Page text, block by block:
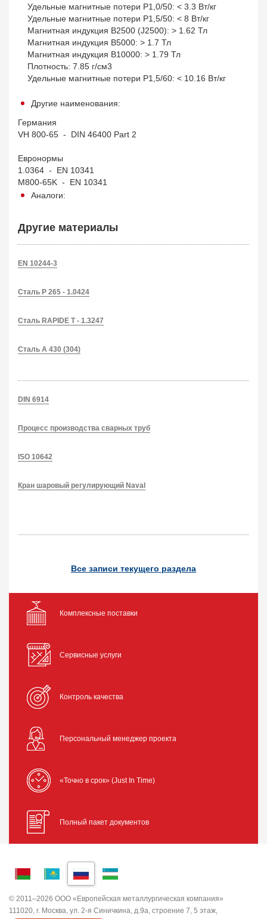
Удельные магнитные потери P1,0/50: < 3.3 Вт/кг
Удельные магнитные потери P1,5/50: < 8 Вт/кг
Магнитная индукция B2500 (J2500): > 1.62 Тл
Магнитная индукция B5000: > 1.7 Тл
Магнитная индукция B10000: > 1.79 Тл
Плотность: 7.85 г/см3
Удельные магнитные потери P1,5/60: < 10.16 Вт/кг
Другие наименования:
Германия
VH 800-65 - DIN 46400 Part 2
Евронормы
1.0364 - EN 10341
M800-65K - EN 10341
Аналоги:
Другие материалы
EN 10244-3
Сталь P 265 - 1.0424
Сталь RAPIDE T - 1.3247
Сталь A 430 (304)
DIN 6914
Процесс производства сварных труб
ISO 10642
Кран шаровый регулирующий Naval
Все записи текущего раздела
Комплексные поставки
Сервисные услуги
Контроль качества
Персональный менеджер проекта
«Точно в срок» (Just In Time)
Полный пакет документов
© 2011–2026 ООО «Европейская металлургическая компания»
111020, г. Москва, ул. 2-я Синичкина, д.9а, строение 7, 5 этаж,